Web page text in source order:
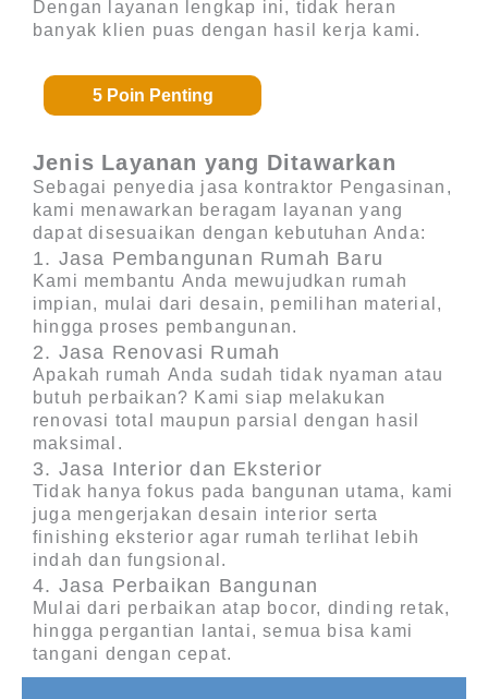
Dengan layanan lengkap ini, tidak heran
banyak klien puas dengan hasil kerja kami.
5 Poin Penting
Jenis Layanan yang Ditawarkan
Sebagai penyedia jasa kontraktor Pengasinan,
kami menawarkan beragam layanan yang
dapat disesuaikan dengan kebutuhan Anda:
1. Jasa Pembangunan Rumah Baru
Kami membantu Anda mewujudkan rumah
impian, mulai dari desain, pemilihan material,
hingga proses pembangunan.
2. Jasa Renovasi Rumah
Apakah rumah Anda sudah tidak nyaman atau
butuh perbaikan? Kami siap melakukan
renovasi total maupun parsial dengan hasil
maksimal.
3. Jasa Interior dan Eksterior
Tidak hanya fokus pada bangunan utama, kami
juga mengerjakan desain interior serta
finishing eksterior agar rumah terlihat lebih
indah dan fungsional.
4. Jasa Perbaikan Bangunan
Mulai dari perbaikan atap bocor, dinding retak,
hingga pergantian lantai, semua bisa kami
tangani dengan cepat.